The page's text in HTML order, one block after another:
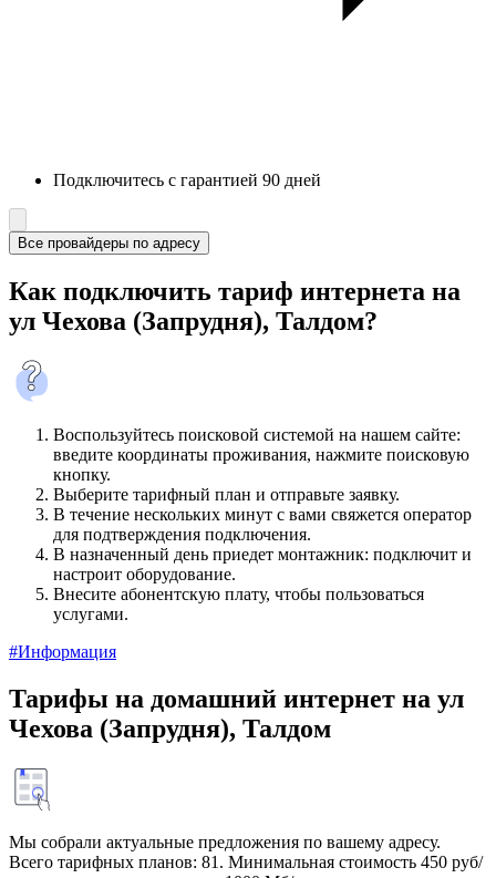
Подключитесь с гарантией 90 дней
Все провайдеры по адресу
Как подключить тариф интернета на
ул Чехова (Запрудня), Талдом?
Воспользуйтесь поисковой системой на нашем сайте:
введите координаты проживания, нажмите поисковую
кнопку.
Выберите тарифный план и отправьте заявку.
В течение нескольких минут с вами свяжется оператор
для подтверждения подключения.
В назначенный день приедет монтажник: подключит и
настроит оборудование.
Внесите абонентскую плату, чтобы пользоваться
услугами.
#Информация
Тарифы на домашний интернет на ул
Чехова (Запрудня), Талдом
Мы собрали актуальные предложения по вашему адресу.
Всего тарифных планов: 81. Минимальная стоимость 450 руб/